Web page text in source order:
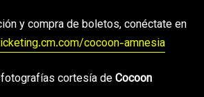
y compra de boletos, conéctate en
cocoon-amnesia
cortesía deCocoon